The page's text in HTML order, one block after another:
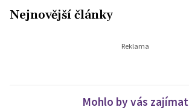
Nejnovější články
Mohlo by vás zajímat